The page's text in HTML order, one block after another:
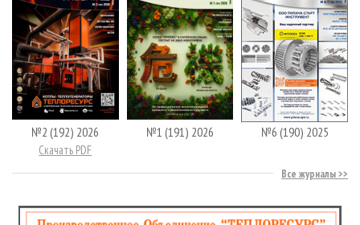
№2 (192) 2026
Скачать PDF
№1 (191) 2026 №6 (190) 2025
Все журналы